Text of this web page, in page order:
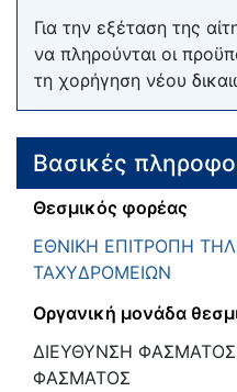
Για την εξέταση της
να πληρούνται οι
τη χορήγηση νέου
Βασικές
Θεσμικός φορέας
ΕΘΝΙΚΗ ΕΠΙΤΡΟΠΗ
ΤΑΧΥΔΡΟΜΕΙΩΝ
Οργανική μονάδα
ΔΙΕΥΘΥΝΣΗ
ΦΑΣΜΑΤΟΣ